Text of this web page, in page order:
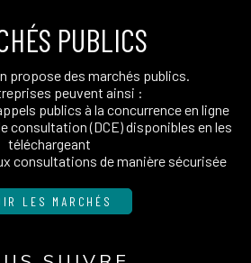
PUBLICS
propose des marchés publics.
peuvent ainsi :
publics à la concurrence en ligne
consultation (DCE) disponibles en les
téléchargeant
consultations de manière sécurisée
LES MARCHÉS